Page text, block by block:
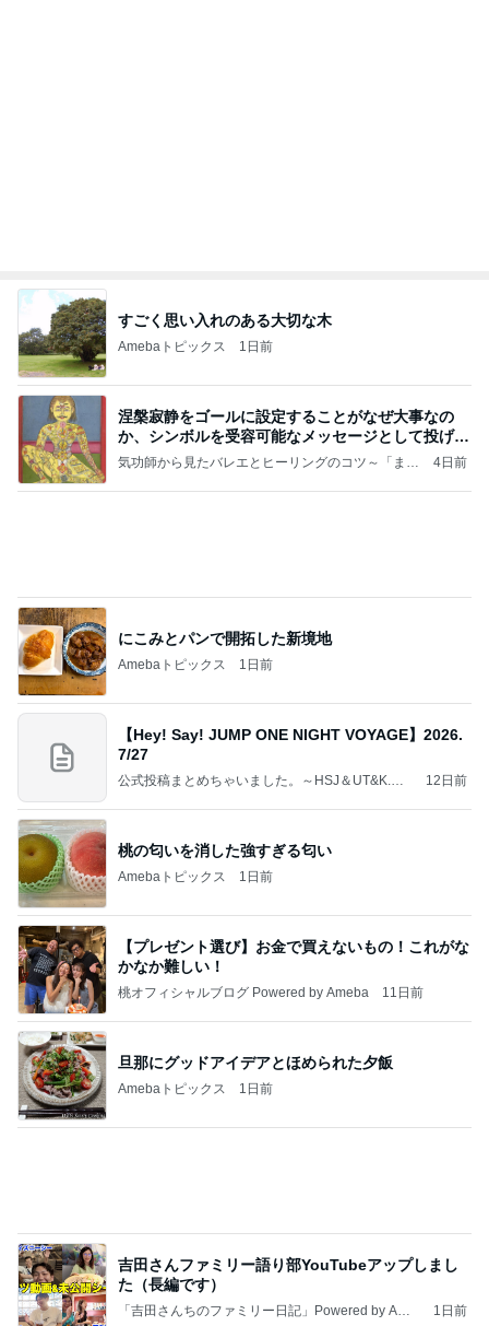
すごく思い入れのある大切な木
Amebaトピックス 1日前
涅槃寂静をゴールに設定することがなぜ大事なの
か、シンボルを受容可能なメッセージとして投げる
ことが
気功師から見たバレエとヒーリングのコツ～「まと
4日前
にこみとパンで開拓した新境地
Amebaトピックス 1日前
【Hey! Say! JUMP ONE NIGHT VOYAGE】2026.
7/27
公式投稿まとめちゃいました。～HSJ＆UT&K.O.
12日前
桃の匂いを消した強すぎる匂い
Amebaトピックス 1日前
【プレゼント選び】お金で買えないもの！これがな
かなか難しい！
桃オフィシャルブログ Powered by Ameba 11日前
旦那にグッドアイデアとほめられた夕飯
Amebaトピックス 1日前
吉田さんファミリー語り部YouTubeアップしまし
た（長編です）
「吉田さんちのファミリー日記」Powered by Ame
1日前